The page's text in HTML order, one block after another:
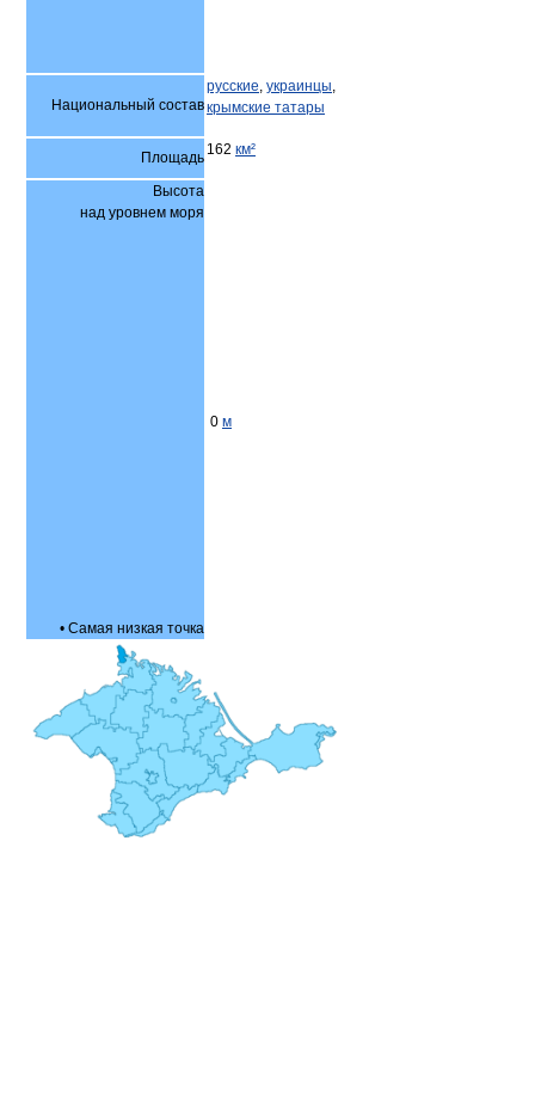
Национальный состав
русские, украинцы,
крымские татары
Площадь 162 км²
Высота
над уровнем моря
• Самая низкая точка
0 м